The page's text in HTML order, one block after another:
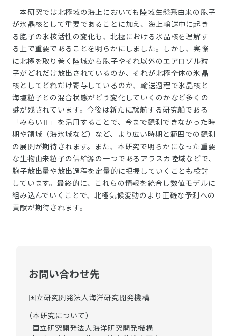
本研究では北極域の海上においても陸域生態系由来の胞子
が氷晶核として重要であることに加え、海上輸送中に起き
る胞子の氷核活性の変化も、北極における氷晶核を理解す
る上で重要であることを明らかにしました。しかし、実際
に北極を取り巻く陸域から胞子やそれ以外のエアロゾル粒
子がどれだけ放出されているのか、それが北極全体の氷晶
核としてどれだけ寄与しているのか、輸送過程で氷晶核と
海塩粒子との混合状態がどう変化していくのかなど多くの
謎が残されています。今後は新たに就航する研究船である
「みらいⅡ」を活用することで、今まで観測できなかった時
期や領域（海氷域など）など、より広い時期と範囲での観測
の展開が期待されます。また、本研究で明らかになった重要
な生物由来粒子の供給源の一つであるアラスカ陸域などで、
胞子放出量や放出過程を定量的に把握していくことも検討
しています。最終的に、これらの情報を統合し数値モデルに
組み込んでいくことで、北極気候変動のより正確な予測への
貢献が期待されます。
お問い合わせ先
国立研究開発法人海洋研究開発機構
（本研究について）
国立研究開発法人海洋研究開発機構